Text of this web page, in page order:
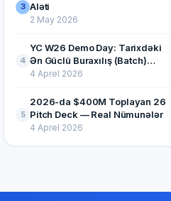
3 Aləti
2 May 2026
4
YC W26 Demo Day: Tarixdəki
Ən Güclü Buraxılış (Batch)
Haqqında Hər Şey
4 Aprel 2026
5
2026-da $400M Toplayan 26
Pitch Deck — Real Nümunələr
4 Aprel 2026